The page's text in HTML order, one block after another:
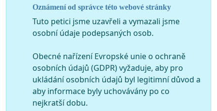
Oznámení od správce této webové stránky
Tuto petici jsme uzavřeli a vymazali jsme
osobní údaje podepsaných osob.
Obecné nařízení Evropské unie o ochraně
osobních údajů (GDPR) vyžaduje, aby pro
ukládání osobních údajů byl legitimní důvod a
aby informace byly uchovávány po co
nejkratší dobu.